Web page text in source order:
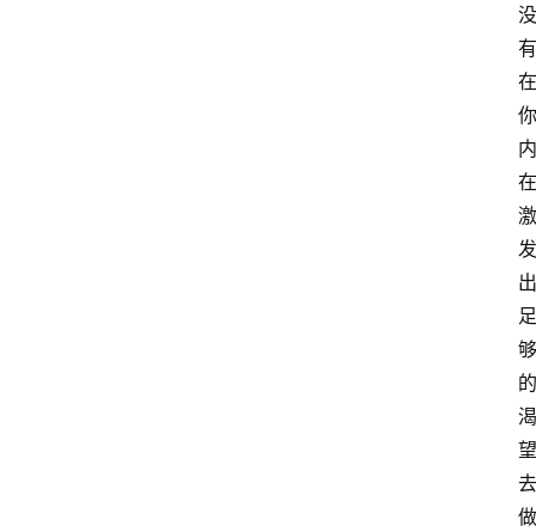
没
有
在
你
内
在
激
发
出
足
够
的
渴
望
去
做